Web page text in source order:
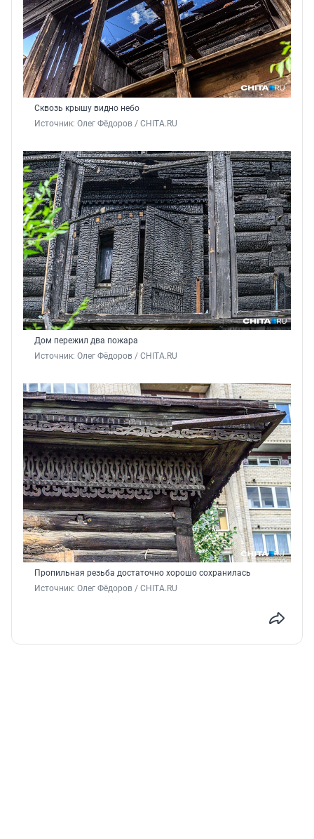
Сквозь крышу видно небо
Источник: Олег Фёдоров / CHITA.RU
Дом пережил два пожара
Источник: Олег Фёдоров / CHITA.RU
Пропильная резьба достаточно хорошо сохранилась
Источник: Олег Фёдоров / CHITA.RU